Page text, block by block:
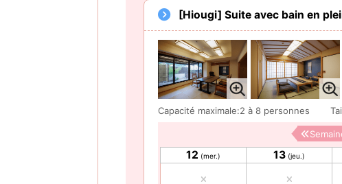
[Hiougi] Suite avec bain en
Capacité maximale:2 à 8 personnes
12 (mer.) 13 (jeu.)